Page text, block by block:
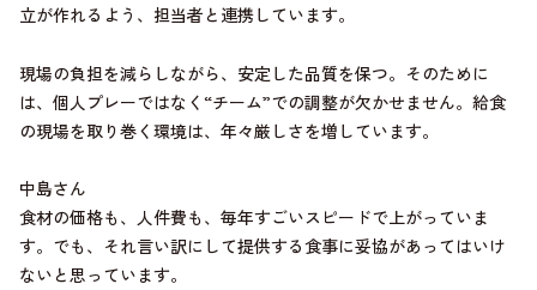
立が作れるよう、担当者と連携しています。
現場の負担を減らしながら、安定した品質を保つ。そのために
は、個人プレーではなく“チーム”での調整が欠かせません。給食
の現場を取り巻く環境は、年々厳しさを増しています。
中島さん
食材の価格も、人件費も、毎年すごいスピードで上がっていま
す。でも、それ言い訳にして提供する食事に妥協があってはいけ
ないと思っています。